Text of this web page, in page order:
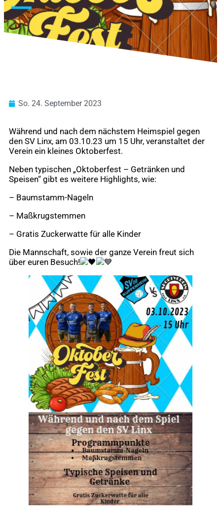
So. 24. September 2023
Während und nach dem nächstem Heimspiel gegen
den SV Linx, am 03.10.23 um 15 Uhr, veranstaltet der
Verein ein kleines Oktoberfest.
Neben typischen „Oktoberfest – Getränken und
Speisen“ gibt es weitere Highlights, wie:
– Baumstamm-Nageln
– Maßkrugstemmen
– Gratis Zuckerwatte für alle Kinder
Die Mannschaft, sowie der ganze Verein freut sich
über euren Besuch!